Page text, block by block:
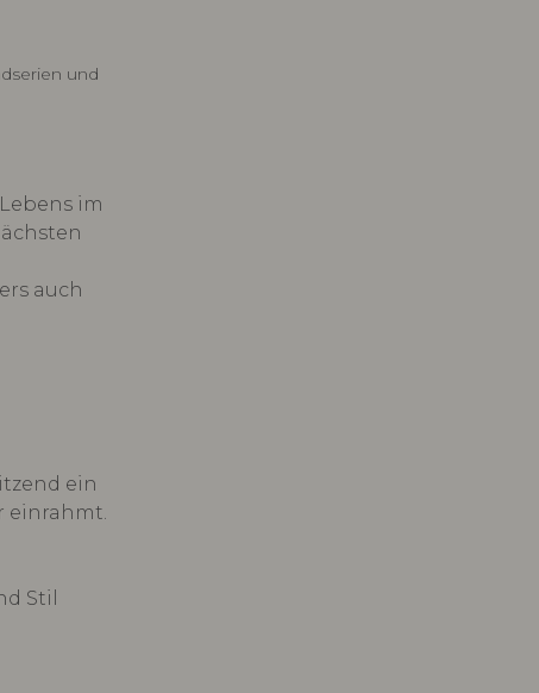
und
im
auch
ein
einrahmt.
Stil